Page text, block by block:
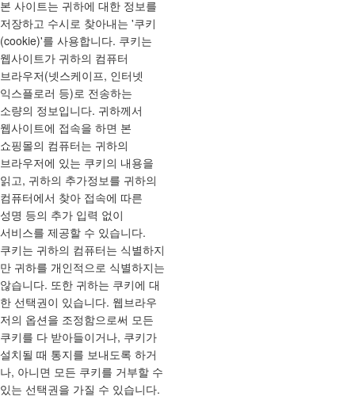
본 사이트는 귀하에 대한 정보를
저장하고 수시로 찾아내는 '쿠키
(cookie)'를 사용합니다. 쿠키는
웹사이트가 귀하의 컴퓨터
브라우저(넷스케이프, 인터넷
익스플로러 등)로 전송하는
소량의 정보입니다. 귀하께서
웹사이트에 접속을 하면 본
쇼핑몰의 컴퓨터는 귀하의
브라우저에 있는 쿠키의 내용을
읽고, 귀하의 추가정보를 귀하의
컴퓨터에서 찾아 접속에 따른
성명 등의 추가 입력 없이
서비스를 제공할 수 있습니다.
쿠키는 귀하의 컴퓨터는 식별하지
만 귀하를 개인적으로 식별하지는
않습니다. 또한 귀하는 쿠키에 대
한 선택권이 있습니다. 웹브라우
저의 옵션을 조정함으로써 모든
쿠키를 다 받아들이거나, 쿠키가
설치될 때 통지를 보내도록 하거
나, 아니면 모든 쿠키를 거부할 수
있는 선택권을 가질 수 있습니다.